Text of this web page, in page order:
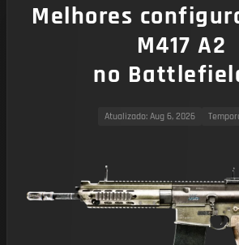
Melhores
M417 A2
no
Atualizado: Aug 6, 2026